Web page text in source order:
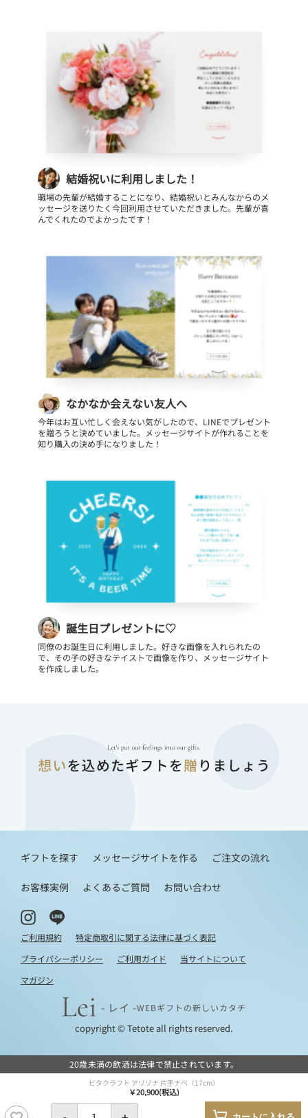
ビタクラフト アリゾナ 片手ナベ（17cm）
￥20,900(税込)
結婚祝いに利用しました！
職場の先輩が結婚することになり、結婚祝いとみんなからのメ
ッセージを送りたく今回利用させていただきました。先輩が喜
んでくれたのでよかったです！
なかなか会えない友人へ
今年はお互い忙しく会えない気がしたので、LINEでプレゼント
を贈ろうと決めていました。メッセージサイトが作れることを
知り購入の決め手になりました！
誕生日プレゼントに♡
同僚のお誕生日に利用しました。好きな画像を入れられたの
で、その子の好きなテイストで画像を作り、メッセージサイト
を作成しました。
ギフトを探す メッセージサイトを作る ご注文の流れ
お客様実例 よくあるご質問 お問い合わせ
ご利用規約
特定商取引に関する法律に基づく表記
プライパシーポリシー
ご利用ガイド
当サイトについて
マガジン
- レイ -WEBギフトの新しいカタチ
copyright © Tetote all rights reserved.
20歳未満の飲酒は法律で禁止されています。